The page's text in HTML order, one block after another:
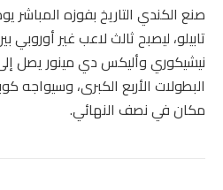
صنع الكندي التاريخ بفوزه المباشر
تابيلو، ليصبح ثالث لاعب غير
نيشيكوري وأليكس دي مينور يصل
البطولات الأربع الكبرى، وسيواجه
مكان في نصف النهائي.